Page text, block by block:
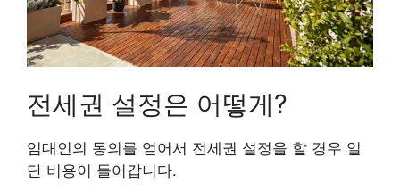
전세권 설정은 어떻게?
임대인의 동의를 얻어서 전세권 설정을 할 경우 일
단 비용이 들어갑니다.